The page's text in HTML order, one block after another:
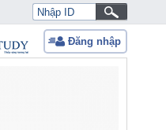
Đăng nhập